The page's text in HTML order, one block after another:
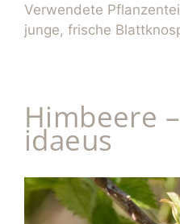
Verwendete
junge, frische
Himbeere
idaeus